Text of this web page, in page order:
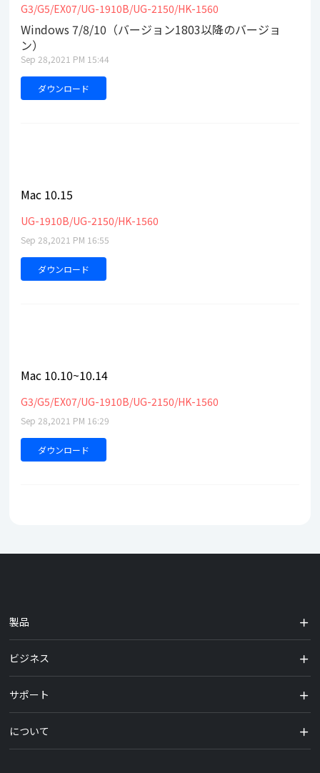
G3/G5/EX07/UG-1910B/UG-2150/HK-1560
Windows 7/8/10（バージョン1803以降のバージョ
ン）
Sep 28,2021 PM 15:44
ダウンロード
Mac 10.15
UG-1910B/UG-2150/HK-1560
Sep 28,2021 PM 16:55
ダウンロード
Mac 10.10~10.14
G3/G5/EX07/UG-1910B/UG-2150/HK-1560
Sep 28,2021 PM 16:29
ダウンロード
製品
ビジネス
サポート
について